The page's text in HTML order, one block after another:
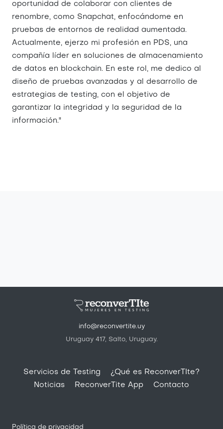
oportunidad de colaborar con clientes de
renombre, como Snapchat, enfocándome en
pruebas de entornos de realidad aumentada.
Actualmente, ejerzo mi profesión en PDS, una
compañía líder en soluciones de almacenamiento
de datos en blockchain. En este rol, me dedico al
diseño de pruebas avanzadas y al desarrollo de
estrategias de testing, con el objetivo de
garantizar la integridad y la seguridad de la
información."
info@reconvertite.uy
Uruguay 417, Salto, Uruguay.
Pie de página
Servicios de Testing
¿Qué es ReconverTIte?
Noticias
ReconverTite App Contacto
Política de privacidad